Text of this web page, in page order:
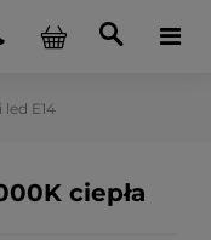
E14
ciepła